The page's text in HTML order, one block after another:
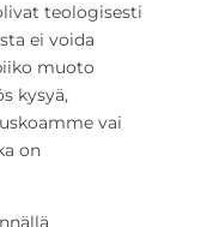
teologisesti
ei voida
muoto
kysyä,
vai
on